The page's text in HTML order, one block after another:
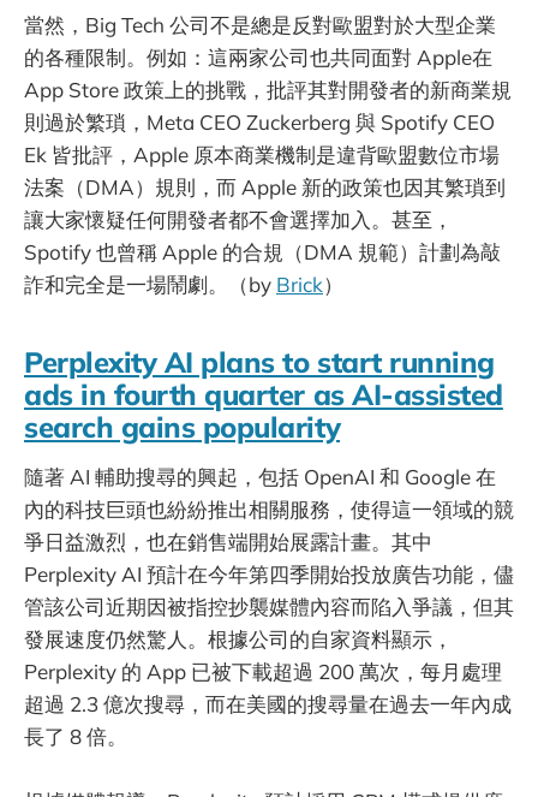
當然，Big Tech 公司不是總是反對歐盟對於大型企業
的各種限制。例如：這兩家公司也共同面對 Apple在
App Store 政策上的挑戰，批評其對開發者的新商業規
則過於繁瑣，Meta CEO Zuckerberg 與 Spotify CEO
Ek 皆批評，Apple 原本商業機制是違背歐盟數位市場
法案（DMA）規則，而 Apple 新的政策也因其繁瑣到
讓大家懷疑任何開發者都不會選擇加入。甚至，
Spotify 也曾稱 Apple 的合規（DMA 規範）計劃為敲
詐和完全是一場鬧劇。（by Brick）
Perplexity AI plans to start running
ads in fourth quarter as AI-assisted
search gains popularity
隨著 AI 輔助搜尋的興起，包括 OpenAI 和 Google 在
內的科技巨頭也紛紛推出相關服務，使得這一領域的競
爭日益激烈，也在銷售端開始展露計畫。其中
Perplexity AI 預計在今年第四季開始投放廣告功能，儘
管該公司近期因被指控抄襲媒體內容而陷入爭議，但其
發展速度仍然驚人。根據公司的自家資料顯示，
Perplexity 的 App 已被下載超過 200 萬次，每月處理
超過 2.3 億次搜尋，而在美國的搜尋量在過去一年內成
長了 8 倍。